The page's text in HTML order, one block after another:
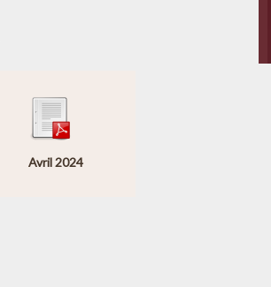
Avril 2024